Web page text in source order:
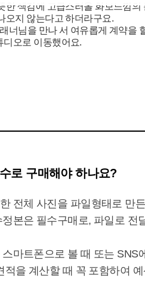
한 색감에 고급스러올 화보느낌
오지 않는다고 하더라구요.
너님을 만나 서 여유롭게 계약을
디오로 이동했어요.
는지 간단하게 미팅을 진행하였습
에 너무 걱정했었는데,
로 구매해야 하나요?
전체 사진을 파일형태로 만
본은 필수구매로, 파일로 전
마트폰으로 볼 때 또는 SNS
을 계산할 때 꼭 포함하여